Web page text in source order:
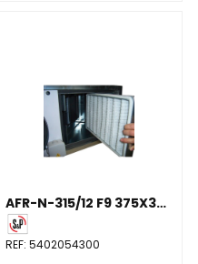
AFR-N-315/12 F9 375X395X48 MARCO METALICO
REF:5402054300